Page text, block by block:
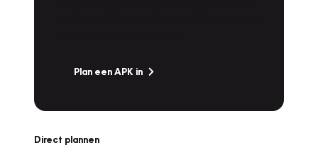
Plan een APK in
Direct plannen